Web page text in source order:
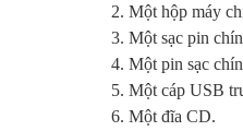
2. Một hộp máy
3. Một sạc pin
4. Một pin sạc
5. Một cáp USB
6. Một đĩa CD.